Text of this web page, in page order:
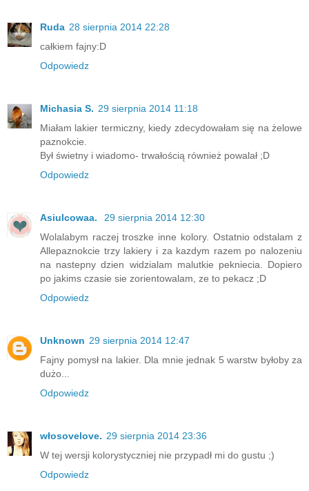
Ruda 28 sierpnia 2014 22:28
całkiem fajny:D
Odpowiedz
Michasia S. 29 sierpnia 2014 11:18
Miałam lakier termiczny, kiedy zdecydowałam się na żelowe
paznokcie.
Był świetny i wiadomo- trwałością również powalał ;D
Odpowiedz
Asiulcowaa.
29 sierpnia 2014 12:30
Wolalabym raczej troszke inne kolory. Ostatnio odstalam z
Allepaznokcie trzy lakiery i za kazdym razem po nalozeniu
na nastepny dzien widzialam malutkie pekniecia. Dopiero
po jakims czasie sie zorientowalam, ze to pekacz ;D
Odpowiedz
Unknown 29 sierpnia 2014 12:47
Fajny pomysł na lakier. Dla mnie jednak 5 warstw byłoby za
dużo...
Odpowiedz
włosovelove. 29 sierpnia 2014 23:36
W tej wersji kolorystyczniej nie przypadł mi do gustu ;)
Odpowiedz